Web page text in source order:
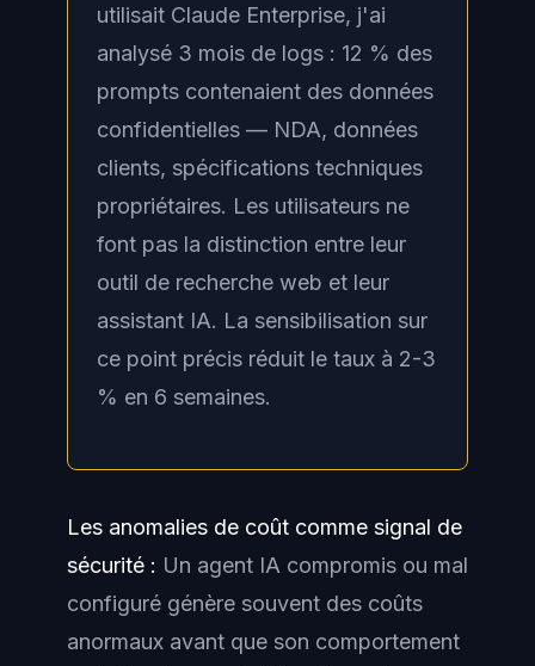
utilisait Claude Enterprise, j'ai
analysé 3 mois de logs : 12 % des
prompts contenaient des données
confidentielles — NDA, données
clients, spécifications techniques
propriétaires. Les utilisateurs ne
font pas la distinction entre leur
outil de recherche web et leur
assistant IA. La sensibilisation sur
ce point précis réduit le taux à 2-3
% en 6 semaines.
Les anomalies de coût comme signal de
sécurité : Un agent IA compromis ou mal
configuré génère souvent des coûts
anormaux avant que son comportement